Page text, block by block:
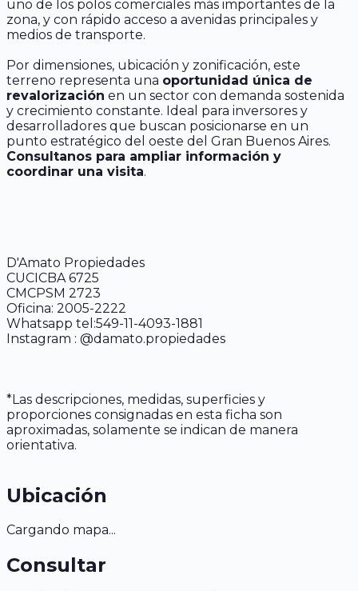
uno de los polos comerciales más importantes de la
zona, y con rápido acceso a avenidas principales y
medios de transporte.
Por dimensiones, ubicación y zonificación, este
terreno representa una oportunidad única de
revalorización en un sector con demanda sostenida
y crecimiento constante. Ideal para inversores y
desarrolladores que buscan posicionarse en un
punto estratégico del oeste del Gran Buenos Aires.
Consultanos para ampliar información y
coordinar una visita.
D'Amato Propiedades
CUCICBA 6725
CMCPSM 2723
Oficina: 2005-2222
Whatsapp tel:549-11-4093-1881
Instagram : @damato.propiedades
*Las descripciones, medidas, superficies y
proporciones consignadas en esta ficha son
aproximadas, solamente se indican de manera
orientativa.
Ubicación
Cargando mapa...
Consultar